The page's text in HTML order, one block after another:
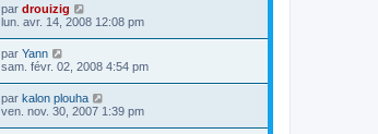
par drouizig
lun. avr. 14, 2008 12:08 pm
par Yann
sam. févr. 02, 2008 4:54 pm
par kalon plouha
ven. nov. 30, 2007 1:39 pm